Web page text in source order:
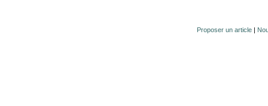
Proposer un article |